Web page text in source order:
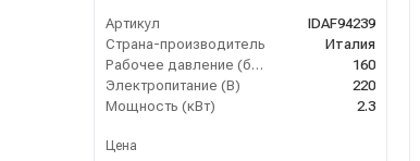
Артикул
IDAF94239
Страна-производитель
Италия
Рабочее давление (бар)
160
Электропитание (В)
220
Мощность (кВт)
2.3
Цена